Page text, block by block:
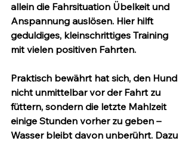
allein die Fahrsituation Übelkeit und
Anspannung auslösen. Hier hilft
geduldiges, kleinschrittiges Training
mit vielen positiven Fahrten.
Praktisch bewährt hat sich, den Hund
nicht unmittelbar vor der Fahrt zu
füttern, sondern die letzte Mahlzeit
einige Stunden vorher zu geben –
Wasser bleibt davon unberührt. Dazu